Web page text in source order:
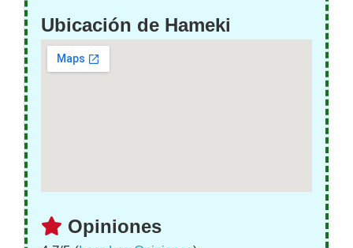
Ubicación de Hameki
Opiniones